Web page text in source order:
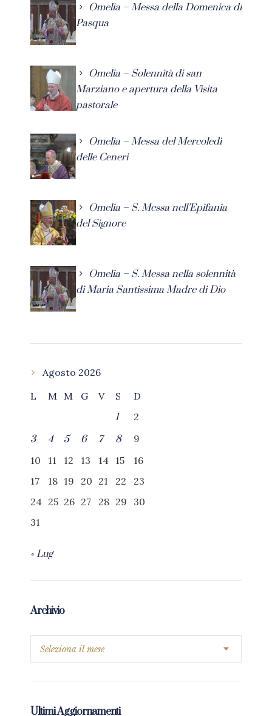
Omelia – Messa della Domenica di
Pasqua
Omelia – Solennità di san
Marziano e apertura della Visita
pastorale
Omelia – Messa del Mercoledì
delle Ceneri
Omelia – S. Messa nell’Epifania
del Signore
Omelia – S. Messa nella solennità
di Maria Santissima Madre di Dio
Agosto 2026
L
M M G V S
D
1
2
3
4 5 6 7 8
9
10
11 12 13 14 15
16
17
18 19 20 21 22
23
24 25 26 27 28 29
30
31
« Lug
Archivio
Ultimi Aggiornamenti